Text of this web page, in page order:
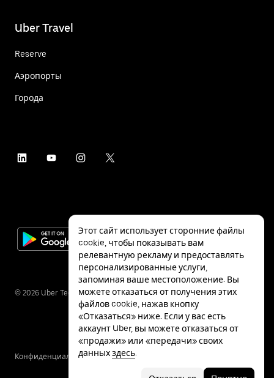
Uber Travel
Reserve
Аэропорты
Города
© 2026 Uber Technologies Inc.
КонфиденциальностьСпециальные
Этот сайт использует сторонние файлы
cookie, чтобы показывать вам
релевантную рекламу и предоставлять
персонализированные услуги,
запоминая ваше местоположение. Вы
можете отказаться от получения этих
файлов cookie, нажав кнопку
«Отказаться» ниже. Если у вас есть
аккаунт Uber, вы можете отказаться от
«продажи» или «передачи» своих
данныхздесь.